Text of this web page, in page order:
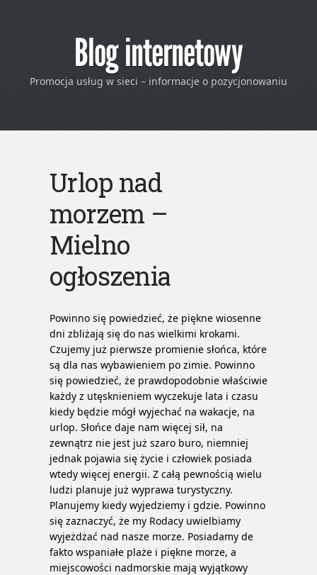
Blog internetowy
Promocja usług w sieci – informacje o pozycjonowaniu
Urlop nad
morzem –
Mielno
ogłoszenia
Powinno się powiedzieć, że piękne wiosenne
dni zbliżają się do nas wielkimi krokami.
Czujemy już pierwsze promienie słońca, które
są dla nas wybawieniem po zimie. Powinno
się powiedzieć, że prawdopodobnie właściwie
każdy z utęsknieniem wyczekuje lata i czasu
kiedy będzie mógł wyjechać na wakacje, na
urlop. Słońce daje nam więcej sił, na
zewnątrz nie jest już szaro buro, niemniej
jednak pojawia się życie i człowiek posiada
wtedy więcej energii. Z całą pewnością wielu
ludzi planuje już wyprawa turystyczny.
Planujemy kiedy wyjedziemy i gdzie. Powinno
się zaznaczyć, że my Rodacy uwielbiamy
wyjeżdżać nad nasze morze. Posiadamy de
fakto wspaniałe plaże i piękne morze, a
miejscowości nadmorskie mają wyjątkowy